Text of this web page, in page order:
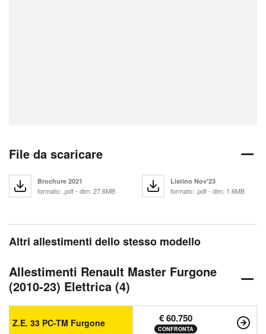
File da scaricare
Brochure 2021
formato: .pdf - dim: 27.6MB
Listino Nov'23
formato: .pdf - dim: 1.6MB
Altri allestimenti dello stesso modello
Allestimenti Renault Master Furgone
(2010-23) Elettrica (4)
Z.E. 33 PC-TM Furgone € 60.750
CONFRONTA